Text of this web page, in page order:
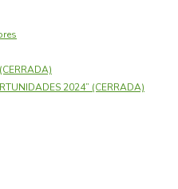
2024” (CERRADA)